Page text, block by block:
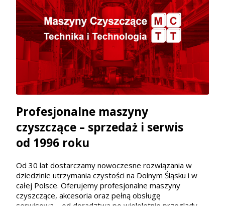
Profesjonalne maszyny
czyszczące – sprzedaż i serwis
od 1996 roku
Od 30 lat dostarczamy nowoczesne rozwiązania w
dziedzinie utrzymania czystości na Dolnym Śląsku i w
całej Polsce. Oferujemy profesjonalne maszyny
czyszczące, akcesoria oraz pełną obsługę
serwisową – od doradztwa po wieloletnie przeglądy.